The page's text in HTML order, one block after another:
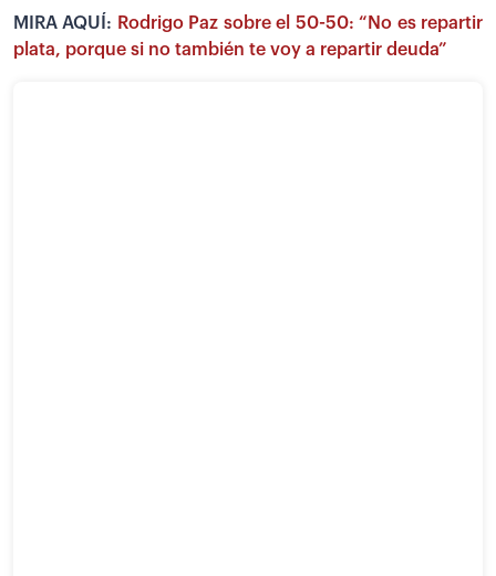
MIRA AQUÍ: Rodrigo Paz sobre el 50-50: “No es repartir
plata, porque si no también te voy a repartir deuda”